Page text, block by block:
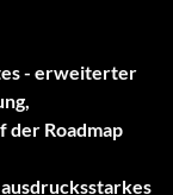
- erweiterter
der Roadmap